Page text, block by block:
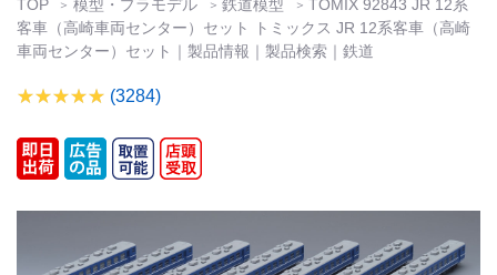
TOP 模型・プラモデル 鉄道模型
TOMIX 92843 JR 12系
客車（高崎車両センター）セット トミックス JR 12系客車（高崎
車両センター）セット｜製品情報｜製品検索｜鉄道
(3284)